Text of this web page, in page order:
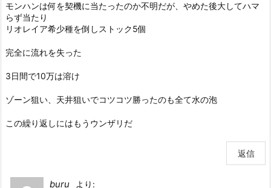
モンハンは何を契機に当たったのか不明だが、やめた後大してハマ
らず当たり
リオレイア希少種を倒しストック5個
完全に流れを失った
3日間で10万は溶け
ゾーン狙い、天井狙いでコツコツ勝ったのも全て水の泡
この繰り返しにはもうウンザリだ
返信
buru より: